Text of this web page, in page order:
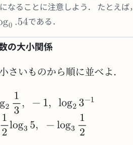
なることに注意しよう． たとえば，
である．
の大小関係
さいものから順に並べよ．